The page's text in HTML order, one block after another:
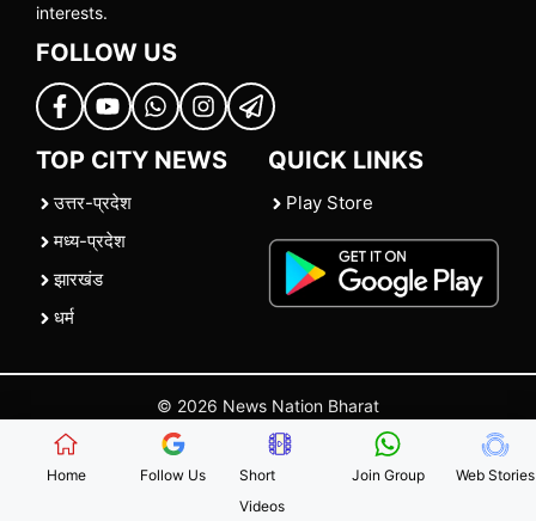
interests.
FOLLOW US
TOP CITY NEWS
उत्तर-प्रदेश
मध्य-प्रदेश
झारखंड
धर्म
QUICK LINKS
Play Store
© 2026 News Nation Bharat
| |Contact Us |Policies Terms and Conditions
Home Follow Us
Short
Videos
Join Group Web Stories